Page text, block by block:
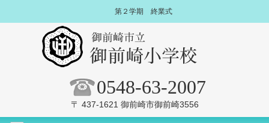
第２学期 終業式
0548-63-2007
〒 437-1621 御前崎市御前崎3556